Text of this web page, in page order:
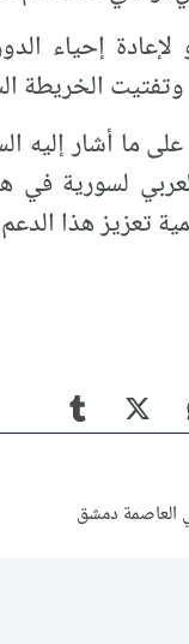
لإعادة إحياء
وتفتيت الخريطة
ما أشار
لسورية في
تعزيز هذا
العاصمة دمشق